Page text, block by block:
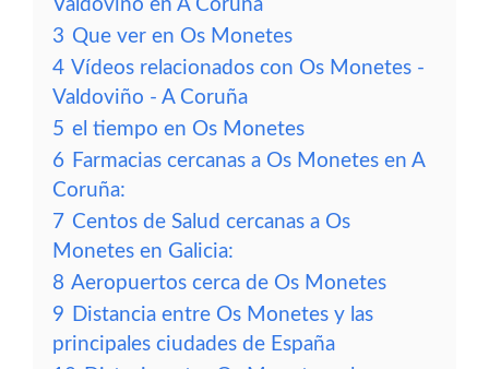
Valdoviño en A Coruña
3 Que ver en Os Monetes
4 Vídeos relacionados con Os Monetes -
Valdoviño - A Coruña
5 el tiempo en Os Monetes
6 Farmacias cercanas a Os Monetes en A
Coruña:
7 Centos de Salud cercanas a Os
Monetes en Galicia:
8 Aeropuertos cerca de Os Monetes
9 Distancia entre Os Monetes y las
principales ciudades de España